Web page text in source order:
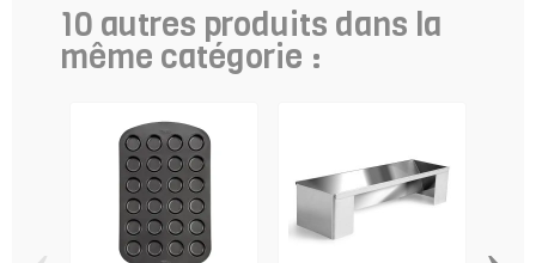
10 autres produits dans la
même catégorie :